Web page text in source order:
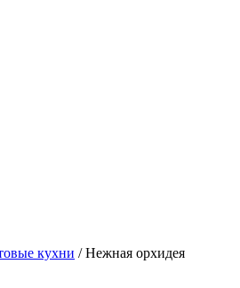
кухни / Нежная орхидея